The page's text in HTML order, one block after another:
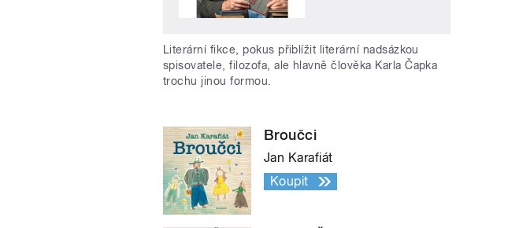
Literární fikce, pokus přiblížit literární nadsázkou
spisovatele, filozofa, ale hlavně člověka Karla Čapka
trochu jinou formou.
Broučci
Jan Karafiát
Koupit